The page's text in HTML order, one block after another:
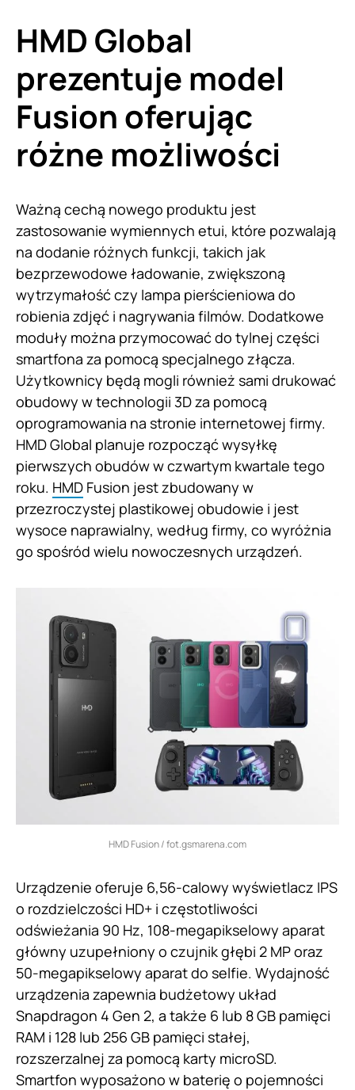
HMD Global
prezentuje model
Fusion oferując
różne możliwości
Ważną cechą nowego produktu jest
zastosowanie wymiennych etui, które pozwalają
na dodanie różnych funkcji, takich jak
bezprzewodowe ładowanie, zwiększoną
wytrzymałość czy lampa pierścieniowa do
robienia zdjęć i nagrywania filmów. Dodatkowe
moduły można przymocować do tylnej części
smartfona za pomocą specjalnego złącza.
Użytkownicy będą mogli również sami drukować
obudowy w technologii 3D za pomocą
oprogramowania na stronie internetowej firmy.
HMD Global planuje rozpocząć wysyłkę
pierwszych obudów w czwartym kwartale tego
roku. HMD Fusion jest zbudowany w
przezroczystej plastikowej obudowie i jest
wysoce naprawialny, według firmy, co wyróżnia
go spośród wielu nowoczesnych urządzeń.
HMD Fusion / fot.gsmarena.com
Urządzenie oferuje 6,56-calowy wyświetlacz IPS
o rozdzielczości HD+ i częstotliwości
odświeżania 90 Hz, 108-megapikselowy aparat
główny uzupełniony o czujnik głębi 2 MP oraz
50-megapikselowy aparat do selfie. Wydajność
urządzenia zapewnia budżetowy układ
Snapdragon 4 Gen 2, a także 6 lub 8 GB pamięci
RAM i 128 lub 256 GB pamięci stałej,
rozszerzalnej za pomocą karty microSD.
Smartfon wyposażono w baterię o pojemności